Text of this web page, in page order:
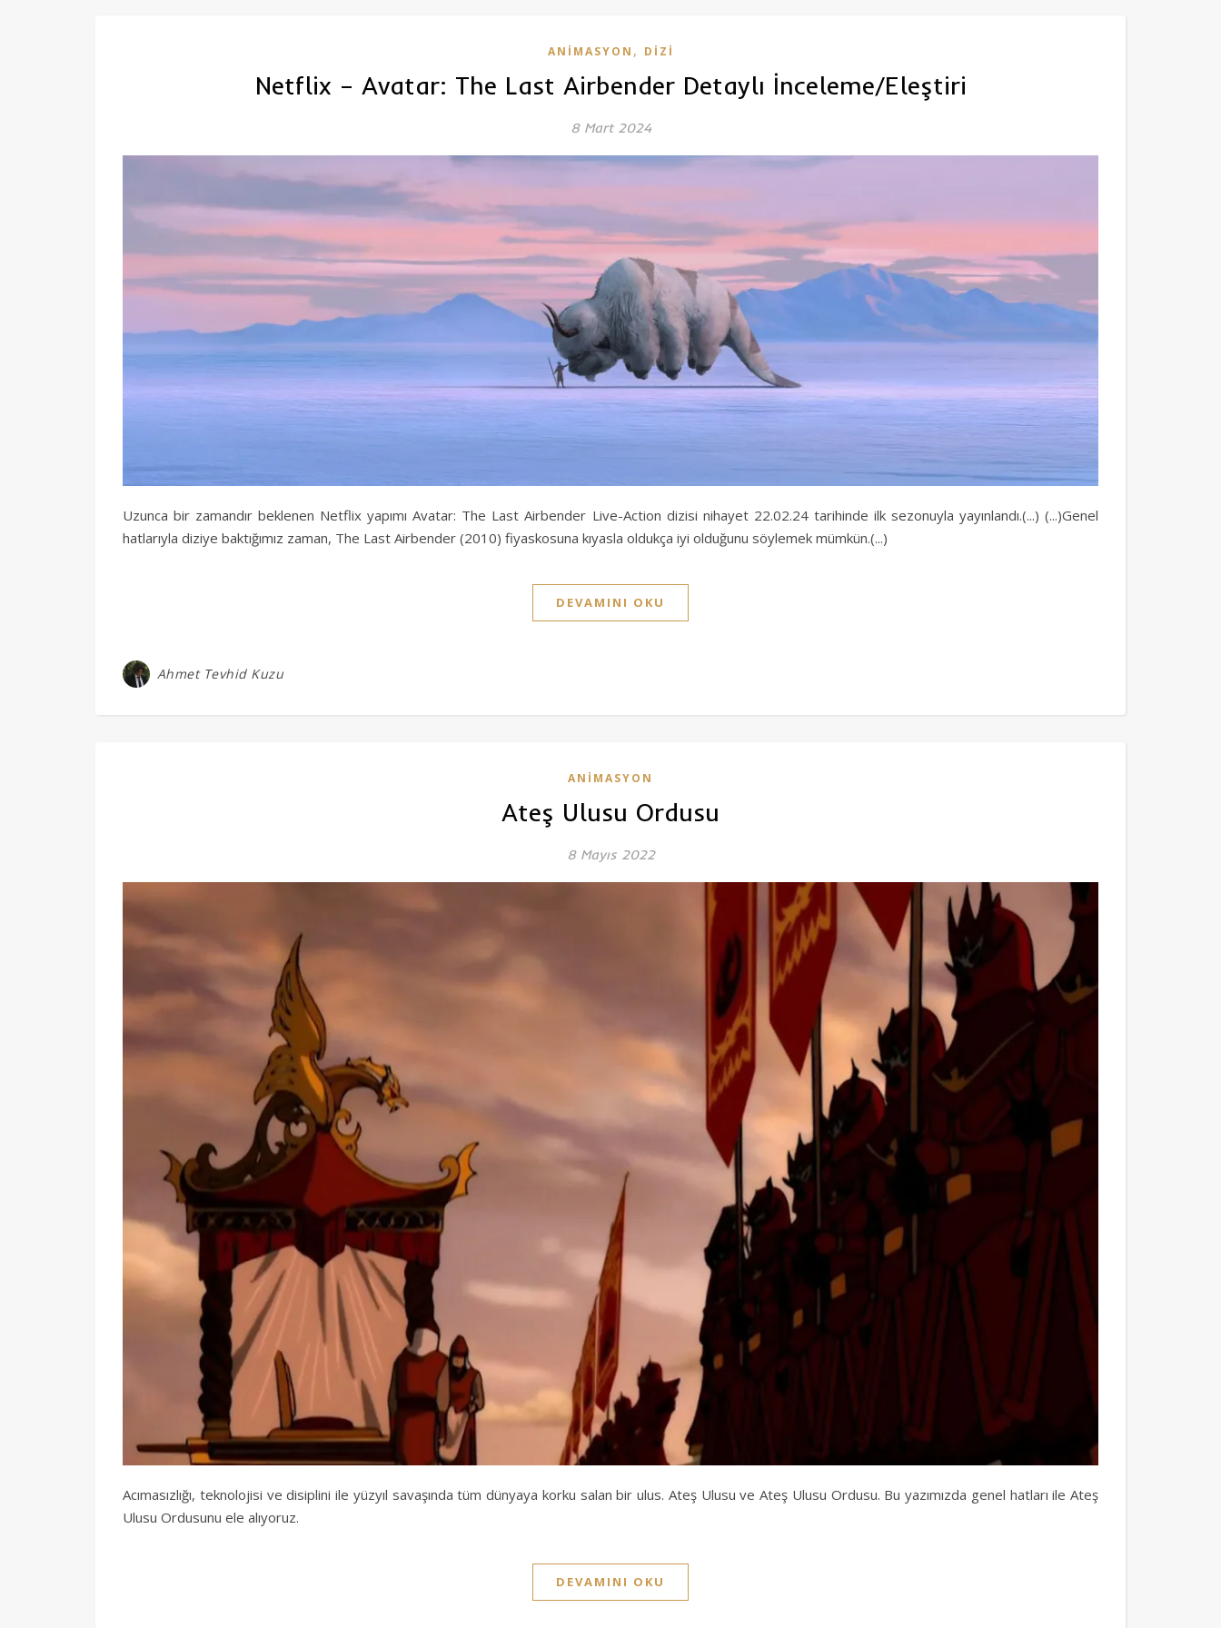
ANIMASYON , DIZI
Netflix – Avatar: The Last Airbender Detaylı İnceleme/Eleştiri
8 Mart 2024
Uzunca bir zamandır beklenen Netflix yapımı Avatar: The Last Airbender Live-Action dizisi nihayet 22.02.24 tarihinde ilk sezonuyla yayınlandı.(...) (...)Genel
hatlarıyla diziye baktığımız zaman, The Last Airbender (2010) fiyaskosuna kıyasla oldukça iyi olduğunu söylemek mümkün.(...)
DEVAMINI OKU
Ahmet Tevhid Kuzu
ANIMASYON
Ateş Ulusu Ordusu
8 Mayıs 2022
Acımasızlığı, teknolojisi ve disiplini ile yüzyıl savaşında tüm dünyaya korku salan bir ulus. Ateş Ulusu ve Ateş Ulusu Ordusu. Bu yazımızda genel hatları ile Ateş
Ulusu Ordusunu ele alıyoruz.
DEVAMINI OKU